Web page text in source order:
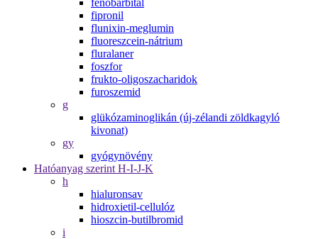
fenobarbitál
fipronil
flunixin-meglumin
fluoreszcein-nátrium
fluralaner
foszfor
frukto-oligoszacharidok
furoszemid
g
glükózaminoglikán (új-zélandi zöldkagyló
kivonat)
gy
gyógynövény
Hatóanyag szerint H-I-J-K
h
hialuronsav
hidroxietil-cellulóz
hioszcin-butilbromid
i